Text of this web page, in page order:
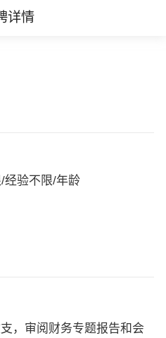
详情
经验不限/年龄
，审阅财务专题报告和会